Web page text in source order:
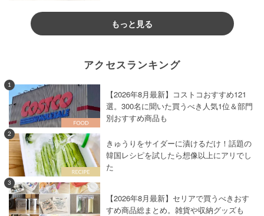
もっと見る
アクセスランキング
1
【2026年8月最新】コストコおすすめ121
選。300名に聞いた買うべき人気1位＆部門
別おすすめ商品も
2
きゅうりをサイダーに漬けるだけ！話題の
韓国レシピを試したら想像以上にアリでし
た
3
【2026年8月最新】セリアで買うべきおす
すめ商品総まとめ。雑貨や収納グッズも